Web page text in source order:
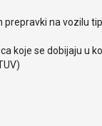
prepravki na vozilu
koje se dobijaju u